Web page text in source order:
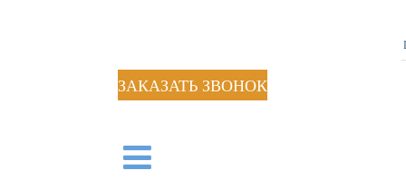
ЗАКАЗАТЬ ЗВОНОК